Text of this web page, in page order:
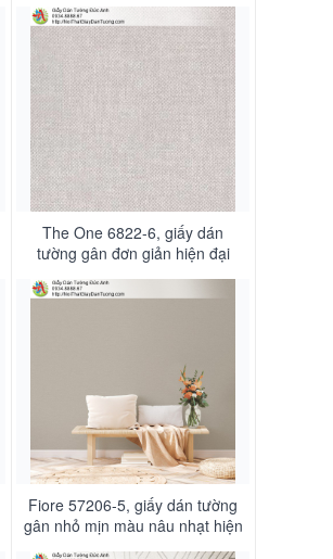
The One 6822-6, giấy dán
tường gân đơn giản hiện đại
Fiore 57206-5, giấy dán tường
gân nhỏ mịn màu nâu nhạt hiện
đại